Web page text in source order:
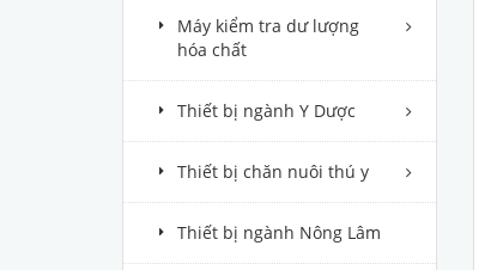
Máy kiểm tra dư lượng
hóa chất
Thiết bị ngành Y Dược
Thiết bị chăn nuôi thú y
Thiết bị ngành Nông Lâm